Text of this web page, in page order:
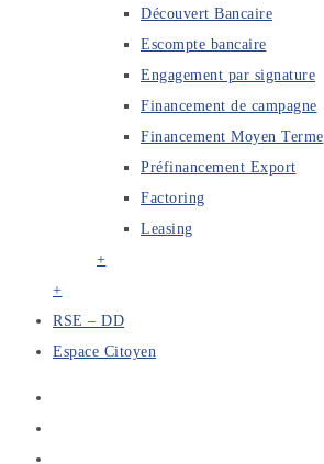
Découvert Bancaire
Escompte bancaire
Engagement par signature
Financement de campagne
Financement Moyen Terme
Préfinancement Export
Factoring
Leasing
+
+
RSE – DD
Espace Citoyen